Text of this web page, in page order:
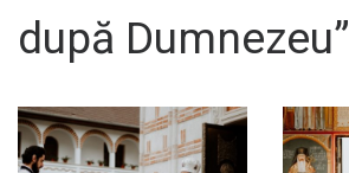
după Dumnezeu”